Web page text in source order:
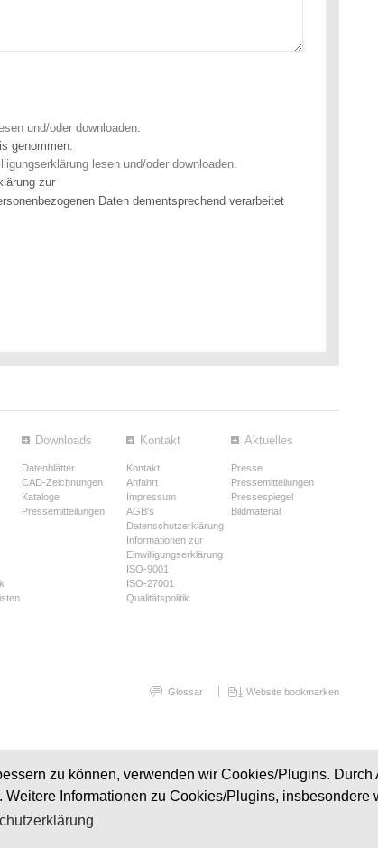
zu können, verwenden wir Cookies/Plugins. Durch
Informationen zu Cookies/Plugins, insbesondere
und/oder downloaden.
genommen.
lesen und/oder downloaden.
zur
Daten dementsprechend verarbeitet
Downloads
Datenblätter
CAD-Zeichnungen
Kataloge
Pressemitteilungen
Kontakt
Kontakt
Anfahrt
Impressum
AGB's
Datenschutzerklärung
Informationen zur
Einwilligungserklärung
ISO-9001
ISO-27001
Qualitätspolitik
Aktuelles
Presse
Pressemitteilungen
Pressespiegel
Bildmaterial
Glossar Website bookmarken